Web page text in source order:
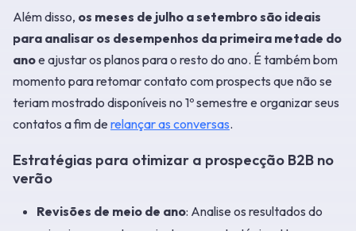
Além disso, os meses de julho a setembro são ideais
para analisar os desempenhos da primeira metade do
anoe ajustar os planos para o resto do ano. É também bom
momento para retomar contato com prospects que não se
teriam mostrado disponíveis no 1º semestre e organizar seus
contatos a fim de relançar as conversas.
Estratégias para otimizar a prospecção B2B no
verão
Revisões de meio de ano: Analise os resultados do